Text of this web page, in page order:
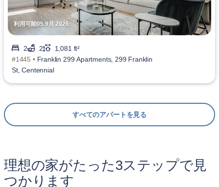
利用可能05 9月 2026
2 2
1,081 ft²
#1445 • Franklin 299 Apartments, 299 Franklin
St, Centennial
すべてのアパートを見る
理想の家がたった3ステップで見
つかります